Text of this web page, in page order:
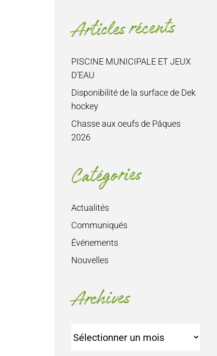
:Articles récents
PISCINE MUNICIPALE ET JEUX
D’EAU
Disponibilité de la surface de Dek
hockey
Chasse aux oeufs de Pâques
2026
Catégories
Actualités
Communiqués
Événements
Nouvelles
Archives